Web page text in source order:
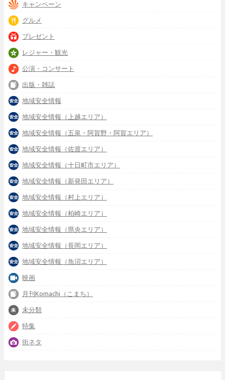
キャンペーン
グルメ
プレゼント
レジャー・観光
公演・コンサート
出版・雑誌
地域安全情報
地域安全情報（上越エリア）
地域安全情報（五泉・阿賀野・阿賀エリア）
地域安全情報（佐渡エリア）
地域安全情報（十日町市エリア）
地域安全情報（新発田エリア）
地域安全情報（村上エリア）
地域安全情報（柏崎エリア）
地域安全情報（県央エリア）
地域安全情報（長岡エリア）
地域安全情報（魚沼エリア）
映画
月刊Komachi（こまち）
未分類
特集
街ネタ